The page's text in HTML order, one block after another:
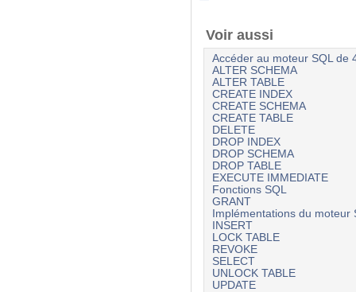
Voir aussi
Accéder au moteur SQL de
ALTER SCHEMA
ALTER TABLE
CREATE INDEX
CREATE SCHEMA
CREATE TABLE
DELETE
DROP INDEX
DROP SCHEMA
DROP TABLE
EXECUTE IMMEDIATE
Fonctions SQL
GRANT
Implémentations du moteur
INSERT
LOCK TABLE
REVOKE
SELECT
UNLOCK TABLE
UPDATE